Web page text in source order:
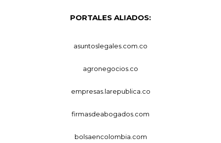
PORTALES ALIADOS:
asuntoslegales.com.co
agronegocios.co
empresas.larepublica.co
firmasdeabogados.com
bolsaencolombia.com